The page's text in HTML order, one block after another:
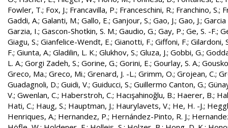
Fowler, T.; Fox, J.; Francavilla, P.; Franceschini, R.; Franchino, S.;
Gaddi, A.; Galanti, M.; Gallo, E.; Ganjour, S.; Gao, J.; Gao, J.; Garcia
Garzia, I.; Gascon-Shotkin, S. M.; Gaudio, G.; Gay, P.; Ge, S. -F.;
Giagu, S.; Gianfelice-Wendt, E.; Gianotti, F.; Giffoni, F.; Gilardoni,
F.; Giunta, A.; Gladilin, L. K.; Glukhov, S.; Gluza, J.; Gobbi, G.;
L. A.; Gorgi Zadeh, S.; Gorine, G.; Gorini, E.; Gourlay, S. A.;
Greco, Ma.; Greco, Mi.; Grenard, J. -L.; Grimm, O.; Grojean, C.;
Guadagnoli, D.; Guidi, V.; Guiducci, S.; Guillermo Canton, G.;
V.; Gwenlan, C.; Haberstroh, C.; Hacışahinoğlu, B.; Haerer, B.;
Hati, C.; Haug, S.; Hauptman, J.; Haurylavets, V.; He, H. -J.;
Henriques, A.; Hernandez, P.; Hernández-Pinto, R. J.;